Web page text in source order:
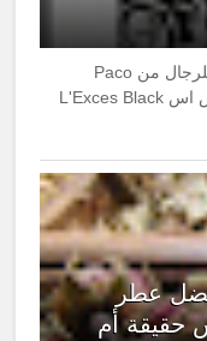
عطر بلاك اكس اس Black XS L'EXCES للرجال من Paco
Rabanne | السهل الممتنع عطر بلاك اكس اس L'Exces Black
عطر
حقيقة أم